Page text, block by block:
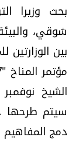
بحث وزيرا
شوقي،
الشيخ
سيتم طرحها
دمج المفاهيم